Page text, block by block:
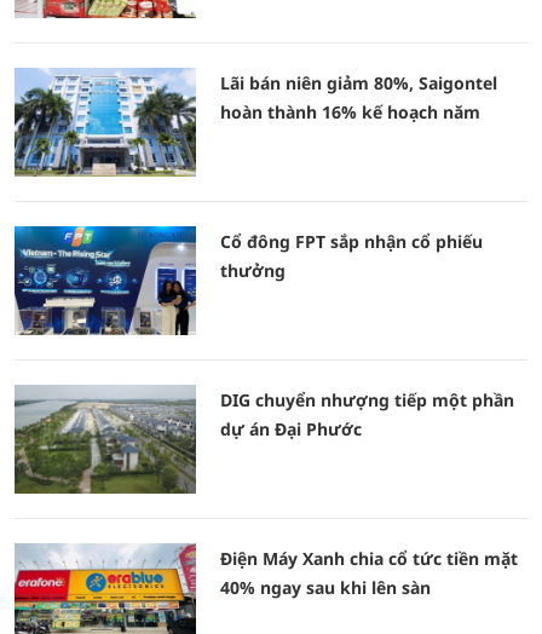
Lãi bán niên giảm 80%, Saigontel
hoàn thành 16% kế hoạch năm
Cổ đông FPT sắp nhận cổ phiếu
thưởng
DIG chuyển nhượng tiếp một phần
dự án Đại Phước
Điện Máy Xanh chia cổ tức tiền mặt
40% ngay sau khi lên sàn